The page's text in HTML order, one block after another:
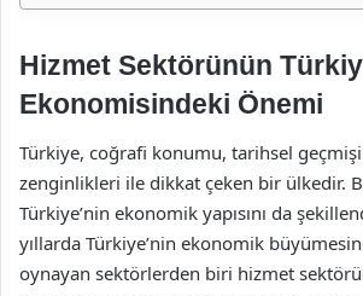
Hizmet Sektörünün
Ekonomisindeki Önemi
Türkiye, coğrafi konumu, tarihsel
zenginlikleri ile dikkat çeken bir ülkedir.
Türkiye’nin ekonomik yapısını da
yıllarda Türkiye’nin ekonomik
oynayan sektörlerden biri hizmet